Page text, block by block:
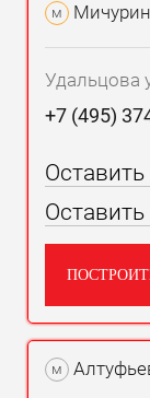
м
Удальцова
+7 (495)
Оставить
м